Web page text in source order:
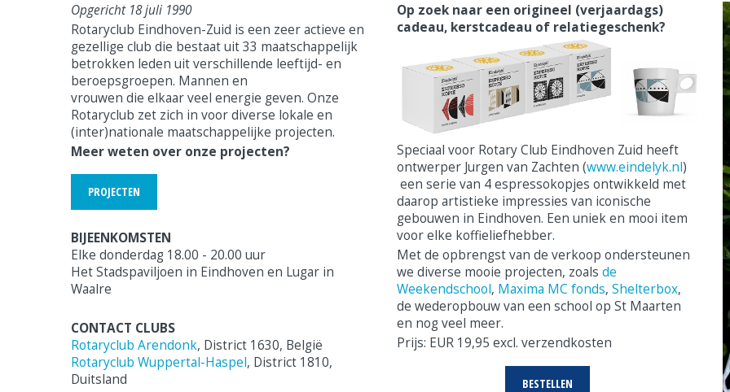
Opgericht 18 juli 1990
Rotaryclub Eindhoven-Zuid is een zeer actieve en
gezellige club die bestaat uit 33 maatschappelijk
betrokken leden uit verschillende leeftijd- en
beroepsgroepen. Mannen en
vrouwen die elkaar veel energie geven. Onze
Rotaryclub zet zich in voor diverse lokale en
(inter)nationale maatschappelijke projecten.
Meer weten over onze projecten?
PROJECTEN
BIJEENKOMSTEN
Elke donderdag 18.00 - 20.00 uur
Het Stadspaviljoen in Eindhoven en Lugar in
Waalre
CONTACT CLUBS
Rotaryclub Arendonk, District 1630, België
Rotaryclub Wuppertal-Haspel, District 1810,
Duitsland
Op zoek naar een origineel (verjaardags)
cadeau, kerstcadeau of relatiegeschenk?
Speciaal voor Rotary Club Eindhoven Zuid heeft
ontwerper Jurgen van Zachten (www.eindelyk.nl)
een serie van 4 espressokopjes ontwikkeld met
daarop artistieke impressies van iconische
gebouwen in Eindhoven. Een uniek en mooi item
voor elke koffieliefhebber.
Met de opbrengst van de verkoop ondersteunen
we diverse mooie projecten, zoals de
Weekendschool, Maxima MC fonds, Shelterbox,
de wederopbouw van een school op St Maarten
en nog veel meer.
Prijs: EUR 19,95 excl. verzendkosten
BESTELLEN